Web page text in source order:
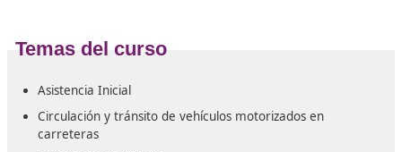
Posibles salidas profesionales
Instructor en educación vial.